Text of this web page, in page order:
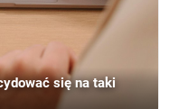
się na taki